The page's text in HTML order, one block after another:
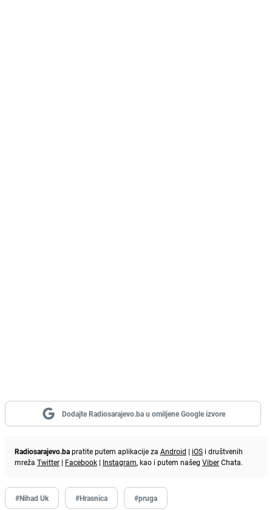
Dodajte Radiosarajevo.ba u omiljene Google izvore
Radiosarajevo.bapratite putem aplikacije za Android | iOS i društvenih
mreža Twitter | Facebook | Instagram, kao i putem našeg ViberChata.
#Nihad Uk #Hrasnica #pruga